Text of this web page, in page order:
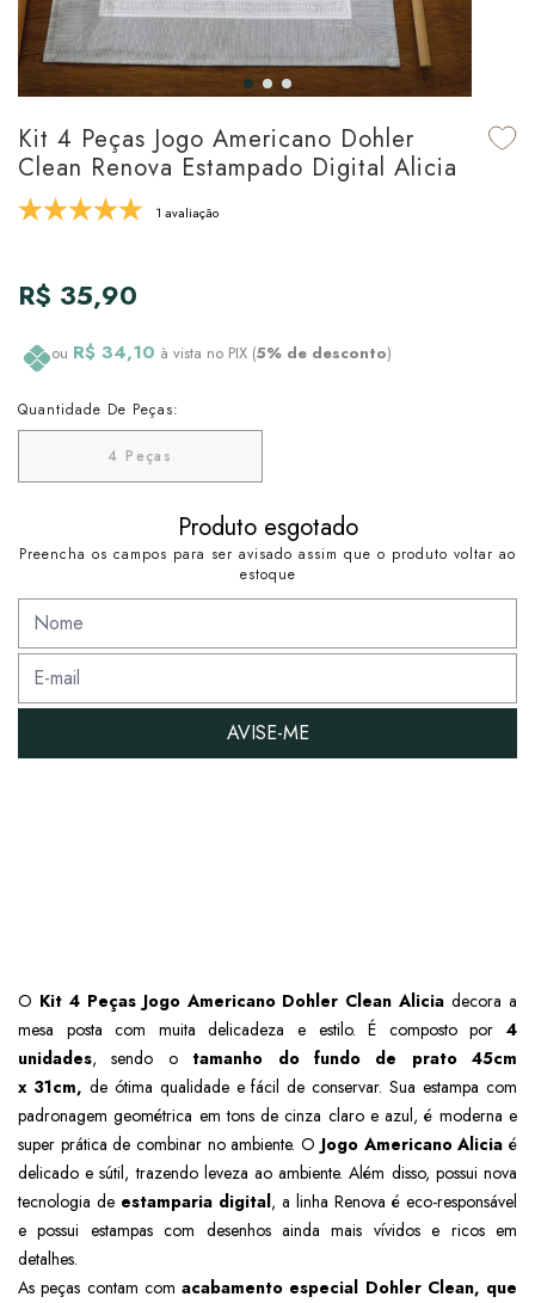
em Marcas
em Tapetes
de Colchão & Travesseiro
& Sobre-Lençol Avulso
& Manta para Cama
Edredom & Duvet
em Cama
Prato & Copa
de Cozinha
em Mesa & Cozinha
em Banho
Kit 4 Peças Jogo Americano Dohler
Clean Renova Estampado Digital Alicia
1 avaliação
R$ 35,90
ou R$ 34,10 à vista no PIX (5% de desconto)
Quantidade De Peças:
4 Peças
Produto esgotado
Preencha os campos para ser avisado assim que o produto voltar ao
estoque
AVISE-ME
O Kit 4 Peças Jogo Americano Dohler Clean Alicia decora a
mesa posta com muita delicadeza e estilo.É composto por4
unidades, sendo otamanho do fundo de prato
45cm
x 31cm, de ótima qualidade e fácil de conservar. Sua estampa com
padronagem geométrica em tons de cinza claro e azul, é moderna e
super prática de combinar no ambiente. O Jogo Americano Alicia é
delicado e sútil, trazendo leveza ao ambiente. Além disso, possui nova
tecnologia de estamparia digital, a linha Renova é eco-responsável
e possui estampas com desenhos ainda mais vívidos e ricos em
detalhes.
As peças contam com acabamento especial Dohler Clean, que